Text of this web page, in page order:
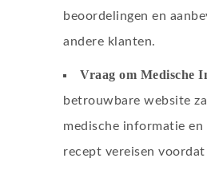
beoordelingen en
andere klanten.
Vraag om Medische
betrouwbare website
medische informatie en
recept vereisen